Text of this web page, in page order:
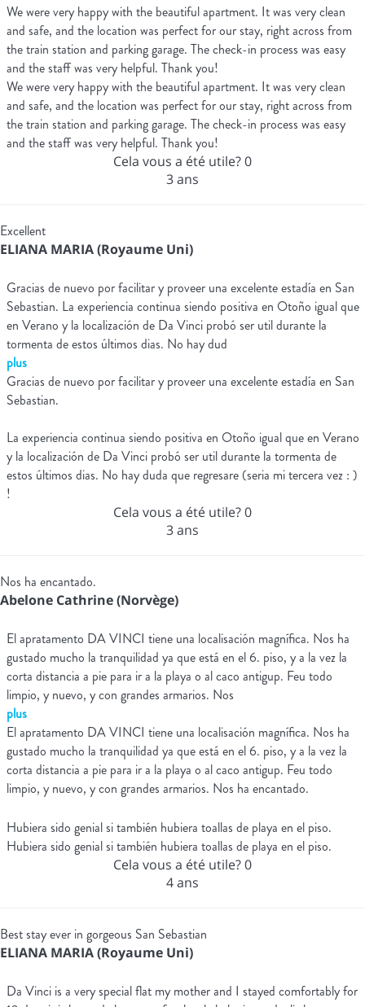
We were very happy with the beautiful apartment. It was very clean
and safe, and the location was perfect for our stay, right across from
the train station and parking garage. The check-in process was easy
and the staff was very helpful. Thank you!
We were very happy with the beautiful apartment. It was very clean
and safe, and the location was perfect for our stay, right across from
the train station and parking garage. The check-in process was easy
and the staff was very helpful. Thank you!
Cela vous a été utile?0
3 ans
Excellent
ELIANA MARIA (Royaume Uni)
Gracias de nuevo por facilitar y proveer una excelente estadía en San
Sebastian. La experiencia continua siendo positiva en Otoño igual que
en Verano y la localización de Da Vinci probó ser util durante la
tormenta de estos últimos dias. No hay dud
plus
Gracias de nuevo por facilitar y proveer una excelente estadía en San
Sebastian.
La experiencia continua siendo positiva en Otoño igual que en Verano
y la localización de Da Vinci probó ser util durante la tormenta de
estos últimos dias. No hay duda que regresare (seria mi tercera vez : )
!
Cela vous a été utile?0
3 ans
Nos ha encantado.
Abelone Cathrine (Norvège)
El apratamento DA VINCI tiene una localisación magnífica. Nos ha
gustado mucho la tranquilidad ya que está en el 6. piso, y a la vez la
corta distancia a pie para ir a la playa o al caco antigup. Feu todo
limpio, y nuevo, y con grandes armarios. Nos
plus
El apratamento DA VINCI tiene una localisación magnífica. Nos ha
gustado mucho la tranquilidad ya que está en el 6. piso, y a la vez la
corta distancia a pie para ir a la playa o al caco antigup. Feu todo
limpio, y nuevo, y con grandes armarios. Nos ha encantado.
Hubiera sido genial si también hubiera toallas de playa en el piso.
Hubiera sido genial si también hubiera toallas de playa en el piso.
Cela vous a été utile?0
4 ans
Best stay ever in gorgeous San Sebastian
ELIANA MARIA (Royaume Uni)
Da Vinci is a very special flat my mother and I stayed comfortably for